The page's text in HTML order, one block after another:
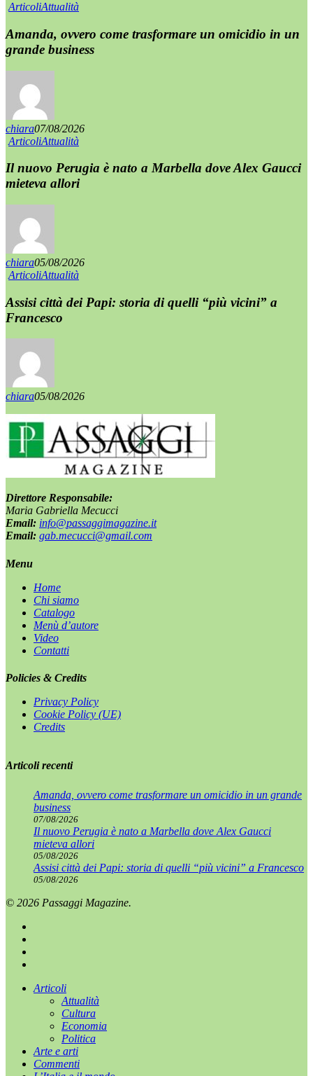
ArticoliAttualità
Amanda, ovvero come trasformare un omicidio in un
grande business
chiara07/08/2026
ArticoliAttualità
Il nuovo Perugia è nato a Marbella dove Alex Gaucci
mieteva allori
chiara05/08/2026
ArticoliAttualità
Assisi città dei Papi: storia di quelli “più vicini” a
Francesco
chiara05/08/2026
Direttore Responsabile:
Maria Gabriella Mecucci
Email: info@passaggimagazine.it
Email: gab.mecucci@gmail.com
Menu
Home
Chi siamo
Catalogo
Menù d’autore
Video
Contatti
Policies & Credits
Privacy Policy
Cookie Policy (UE)
Credits
Articoli recenti
Amanda, ovvero come trasformare un omicidio in un grande
business
07/08/2026
Il nuovo Perugia è nato a Marbella dove Alex Gaucci
mieteva allori
05/08/2026
Assisi città dei Papi: storia di quelli “più vicini” a Francesco
05/08/2026
© 2026 Passaggi Magazine.
ChiudiArticoli
Attualità
Cultura
Economia
Politica
Arte e arti
Commenti